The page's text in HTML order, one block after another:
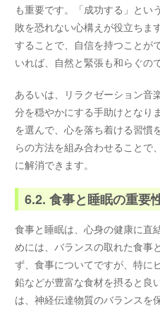
も重要です。「成功する」とい
敗を恐れない心構えが役立ちま
することで、自信を持つことが
いれば、自然と緊張も和らぐので
あるいは、リラクゼーション音
分を穏やかにする手助けとなり
を選んで、心を落ち着ける習慣
らの方法を組み合わせることで
に解消できます。
6.2. 食事と睡眠の重要
食事と睡眠は、心身の健康に直
めには、バランスの取れた食事
ず、食事についてですが、特に
鉛などが豊富な食材を摂ると良
は、神経伝達物質のバランスを